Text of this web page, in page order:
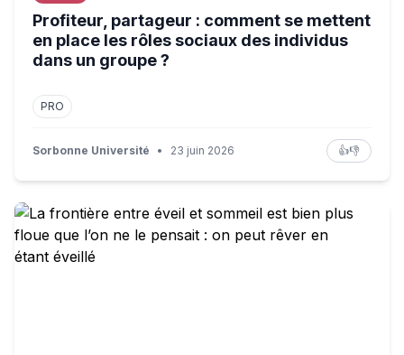
Profiteur, partageur : comment se mettent
en place les rôles sociaux des individus
dans un groupe ?
PRO
Sorbonne Université • 23 juin 2026 👍👎
La frontière entre éveil et sommeil est bien plus floue